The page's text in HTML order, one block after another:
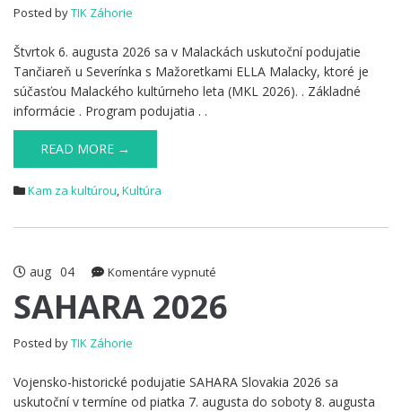
Posted byTIK Záhorie
Štvrtok 6. augusta 2026 sa v Malackách uskutoční podujatie
Tančiareň u Severínka s Mažoretkami ELLA Malacky, ktoré je
súčasťou Malackého kultúrneho leta (MKL 2026). . Základné
informácie . Program podujatia . .
READ MORE →
Kam za kultúrou,Kultúra
aug 04 Komentáre vypnuté
2026
SAHARA 2026
Posted byTIK Záhorie
Vojensko-historické podujatie SAHARA Slovakia 2026 sa
uskutoční v termíne od piatka 7. augusta do soboty 8. augusta